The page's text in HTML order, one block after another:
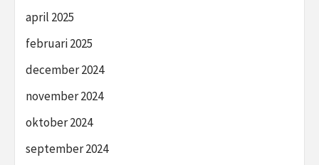
april 2025
februari 2025
december 2024
november 2024
oktober 2024
september 2024